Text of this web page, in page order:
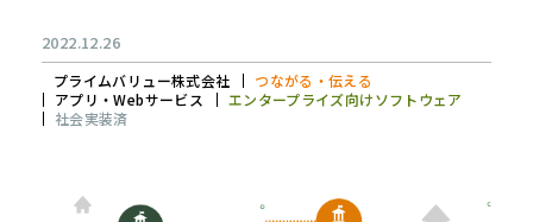
2022.12.26
プライムバリュー株式会社
つながる・伝える
アプリ・Webサービス
エンタープライズ向けソフトウェア
社会実装済